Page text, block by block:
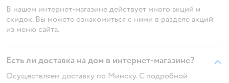
В нашем интернет-магазине действует много акций и
скидок. Вы можете ознакомиться с ними в разделе акций
из меню сайта.
Есть ли доставка на дом в интернет-магазине?
Осуществляем доставку по Минску. С подробной